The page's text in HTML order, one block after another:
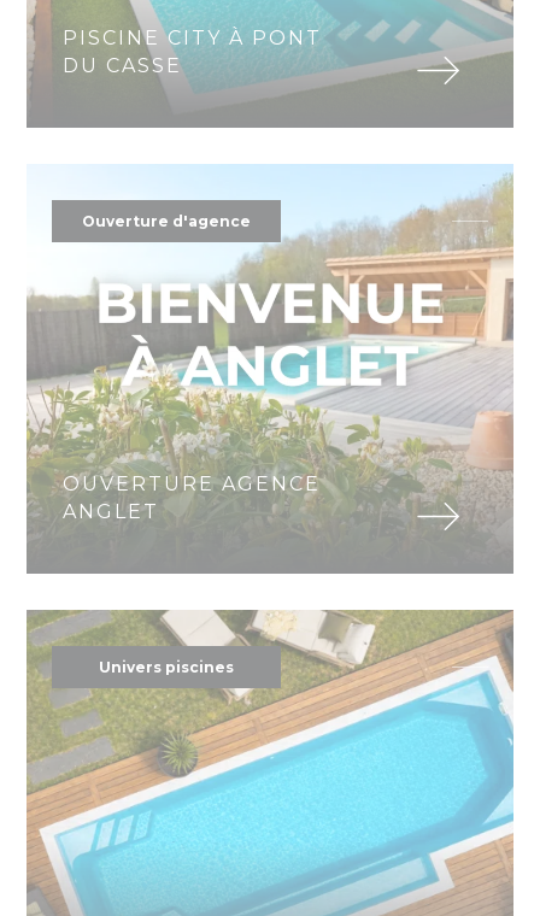
PISCINE CITY À PONT
DU CASSE
Ouverture d'agence
OUVERTURE AGENCE
ANGLET
Univers piscines